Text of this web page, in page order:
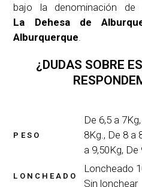
bajo la denominación de
La Dehesa de
Alburquerque
¿DUDAS SOBRE
PESO
De 6,5 a
8Kg., De 8 a
a 9,50Kg, De
LONCHEADO
Loncheado
Sin lonchear